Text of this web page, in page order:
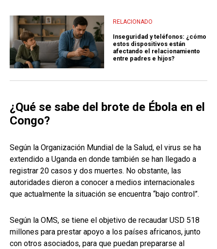
RELACIONADO
Inseguridad y teléfonos: ¿cómo
estos dispositivos están
afectando el relacionamiento
entre padres e hijos?
¿Qué se sabe del brote de Ébola en el
Congo?
Según la Organización Mundial de la Salud, el virus se ha
extendido a Uganda en donde también se han llegado a
registrar 20 casos y dos muertes. No obstante, las
autoridades dieron a conocer a medios internacionales
que actualmente la situación se encuentra “bajo control”.
Según la OMS, se tiene el objetivo de recaudar USD 518
millones para prestar apoyo a los países africanos, junto
con otros asociados, para que puedan prepararse al